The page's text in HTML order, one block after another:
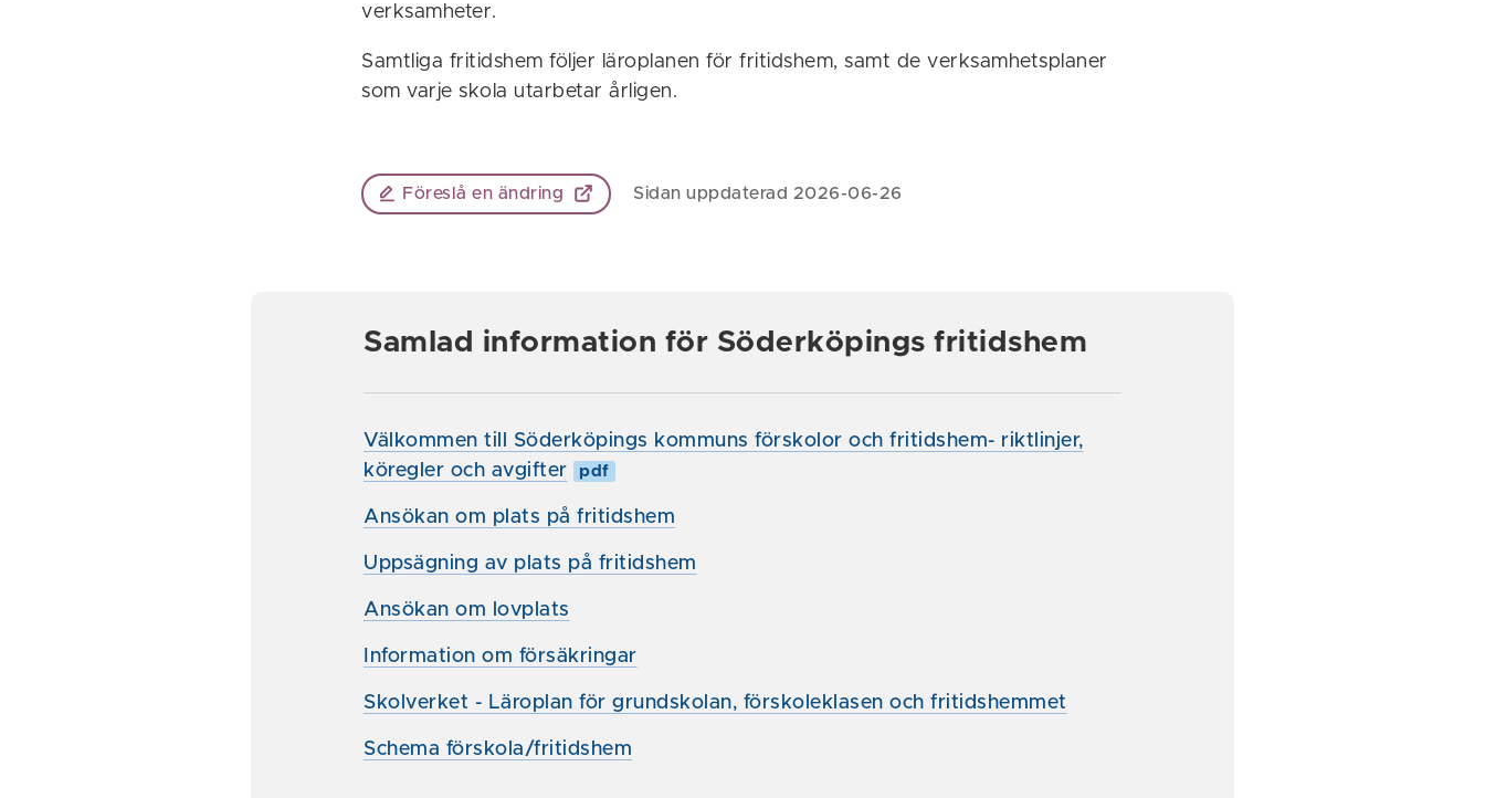
verksamheter.
Samtliga fritidshem följer läroplanen för fritidshem, samt de verksamhetsplaner
som varje skola utarbetar årligen.
Föreslå en ändring Sidan uppdaterad 2026-06-26
Samlad information för Söderköpings fritidshem
Välkommen till Söderköpings kommuns förskolor och fritidshem- riktlinjer,
köregler och avgifter
pdf
Ansökan om plats på fritidshem
Uppsägning av plats på fritidshem
Ansökan om lovplats
Information om försäkringar
Skolverket - Läroplan för grundskolan, förskoleklasen och fritidshemmet
Schema förskola/fritidshem